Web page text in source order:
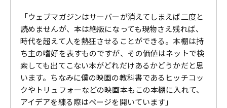
「ウェブマガジンはサーバーが消えてしまえば二度と
読めませんが、本は絶版になっても現物さえ残れば、
時代を超えて人を熱狂させることができる。本棚は持
ち主の嗜好を表すものですが、その価値はネットで検
索しても出てこない本がどれだけあるかどうかだと思
います。ちなみに僕の映画の教科書であるヒッチコッ
クやトリュフォーなどの映画本もこの本棚に入れて、
アイデアを練る際はページを開いています」